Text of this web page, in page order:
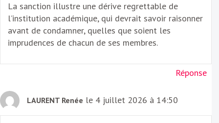
La sanction illustre une dérive regrettable de
l’institution académique, qui devrait savoir raisonner
avant de condamner, quelles que soient les
imprudences de chacun de ses membres.
Réponse
LAURENT Renée le 4 juillet 2026 à 14:50